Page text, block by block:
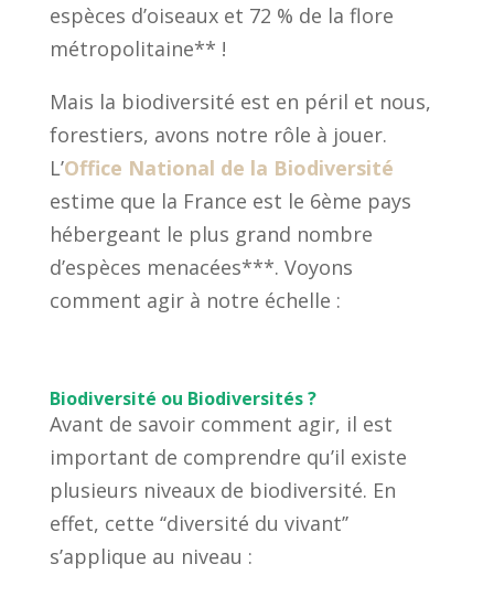
espèces d’oiseaux et 72 % de la flore
métropolitaine** !
Mais la biodiversité est en péril et nous,
forestiers, avons notre rôle à jouer.
L’Office National de la Biodiversité
estime que la France est le 6ème pays
hébergeant le plus grand nombre
d’espèces menacées***. Voyons
comment agir à notre échelle :
Biodiversité ou Biodiversités ?
Avant de savoir comment agir, il est
important de comprendre qu’il existe
plusieurs niveaux de biodiversité. En
effet, cette ‘‘diversité du vivant’’
s’applique au niveau :